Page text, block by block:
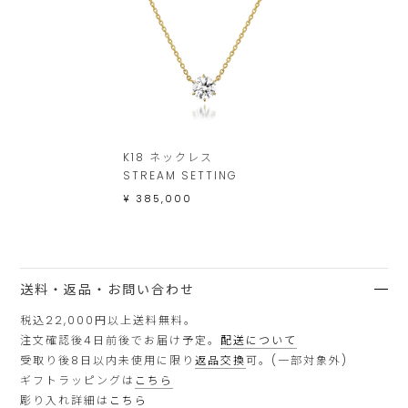
K18 ネックレス
STREAM SETTING
¥ 385,000
送料・返品・お問い合わせ
税込22,000円以上送料無料。
注文確認後4日前後でお届け予定。配送について
受取り後8日以内未使用に限り返品交換可。(一部対象外)
ギフトラッピングは こちら
彫り入れ詳細は こちら